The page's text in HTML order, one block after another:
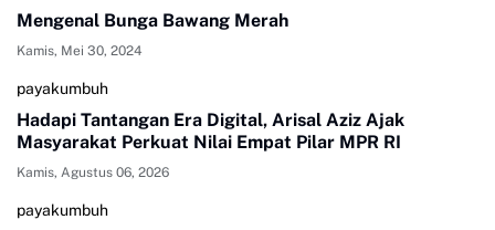
Mengenal Bunga Bawang Merah
Kamis, Mei 30, 2024
payakumbuh
Hadapi Tantangan Era Digital, Arisal Aziz Ajak
Masyarakat Perkuat Nilai Empat Pilar MPR RI
Kamis, Agustus 06, 2026
payakumbuh